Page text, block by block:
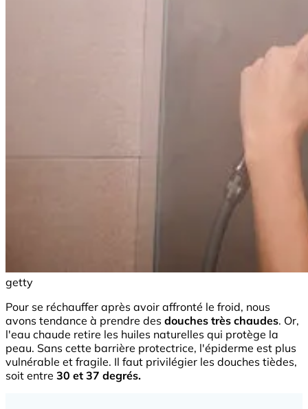
getty
Pour se réchauffer après avoir affronté le froid, nous
avons tendance à prendre des douches très chaudes. Or,
l'eau chaude retire les huiles naturelles qui protège la
peau. Sans cette barrière protectrice, l'épiderme est plus
vulnérable et fragile. Il faut privilégier les douches tièdes,
soit entre 30 et 37 degrés.